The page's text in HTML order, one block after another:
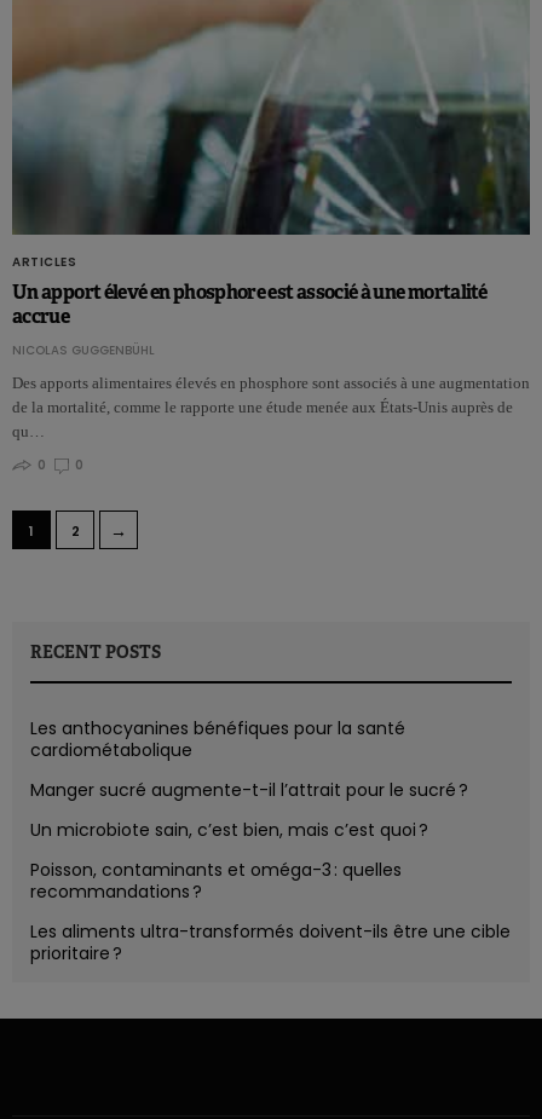
ARTICLES
Un apport élevé en phosphore est associé à une mortalité
accrue
NICOLAS GUGGENBÜHL
Des apports alimentaires élevés en phosphore sont associés à une augmentation
de la mortalité, comme le rapporte une étude menée aux États-Unis auprès de
qu…
0
0
1 2 →
RECENT POSTS
Les anthocyanines bénéfiques pour la santé
cardiométabolique
Manger sucré augmente-t-il l’attrait pour le sucré ?
Un microbiote sain, c’est bien, mais c’est quoi ?
Poisson, contaminants et oméga-3 : quelles
recommandations ?
Les aliments ultra-transformés doivent-ils être une cible
prioritaire ?